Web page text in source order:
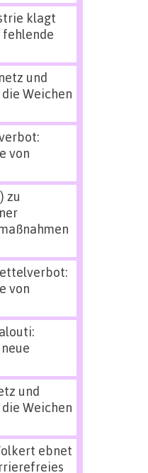
klagt
fehlende
und
Weichen
von
zu
von
und
Weichen
ebnet